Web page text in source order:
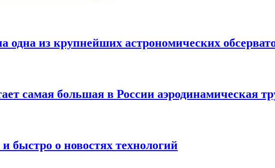
одна из крупнейших астрономических
самая большая в России аэродинамическая
быстро о новостях технологий